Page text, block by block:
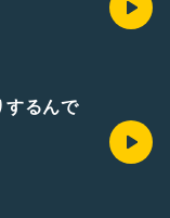
するんで